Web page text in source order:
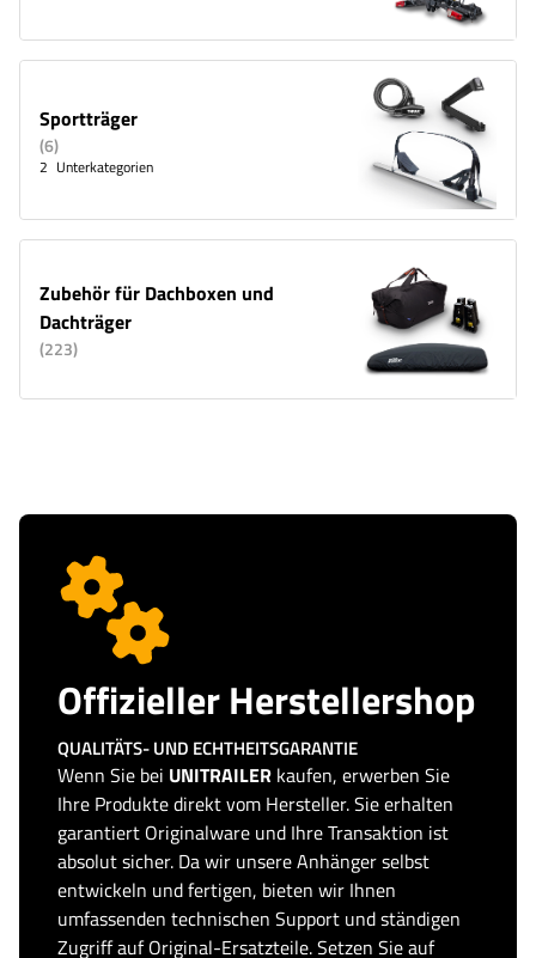
Sportträger
(6)
2 Unterkategorien
Zubehör für Dachboxen und
Dachträger
(223)
Offizieller Herstellershop
QUALITÄTS- UND ECHTHEITSGARANTIE
Wenn Sie bei UNITRAILER kaufen, erwerben Sie
Ihre Produkte direkt vom Hersteller. Sie erhalten
garantiert Originalware und Ihre Transaktion ist
absolut sicher. Da wir unsere Anhänger selbst
entwickeln und fertigen, bieten wir Ihnen
umfassenden technischen Support und ständigen
Zugriff auf Original-Ersatzteile. Setzen Sie auf